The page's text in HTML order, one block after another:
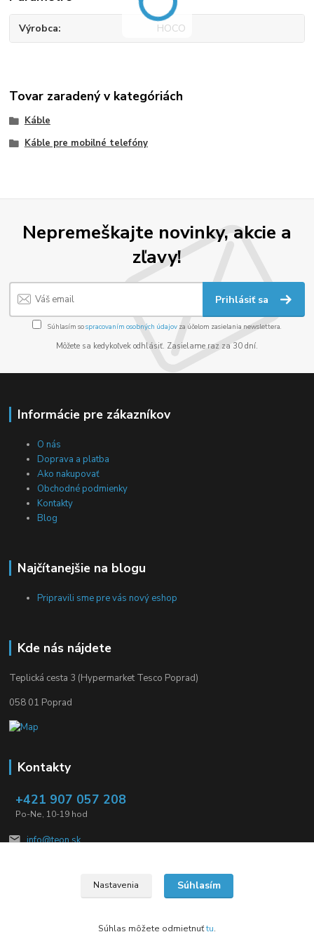
Výrobca HOCO
Tovar zaradený v kategóriách
Káble
Káble pre mobilné telefóny
Nepremeškajte novinky, akcie a
zľavy!
Prihlásiť sa
Súhlasím sospracovaním osobných údajov za účelom zasielania newslettera.
Môžete sa kedykoľvek odhlásiť. Zasielame raz za 30 dní.
Informácie pre zákazníkov
O nás
Doprava a platba
Ako nakupovať
Obchodné podmienky
Kontakty
Blog
Najčítanejšie na blogu
Pripravili sme pre vás nový eshop
Kde nás nájdete
Teplická cesta 3 (Hypermarket Tesco Poprad)
058 01 Poprad
Kontakty
+421 907 057 208
Po-Ne, 10-19 hod
info@teon.sk
Nastavenia Súhlasím
Súhlas môžete odmietnuťtu.